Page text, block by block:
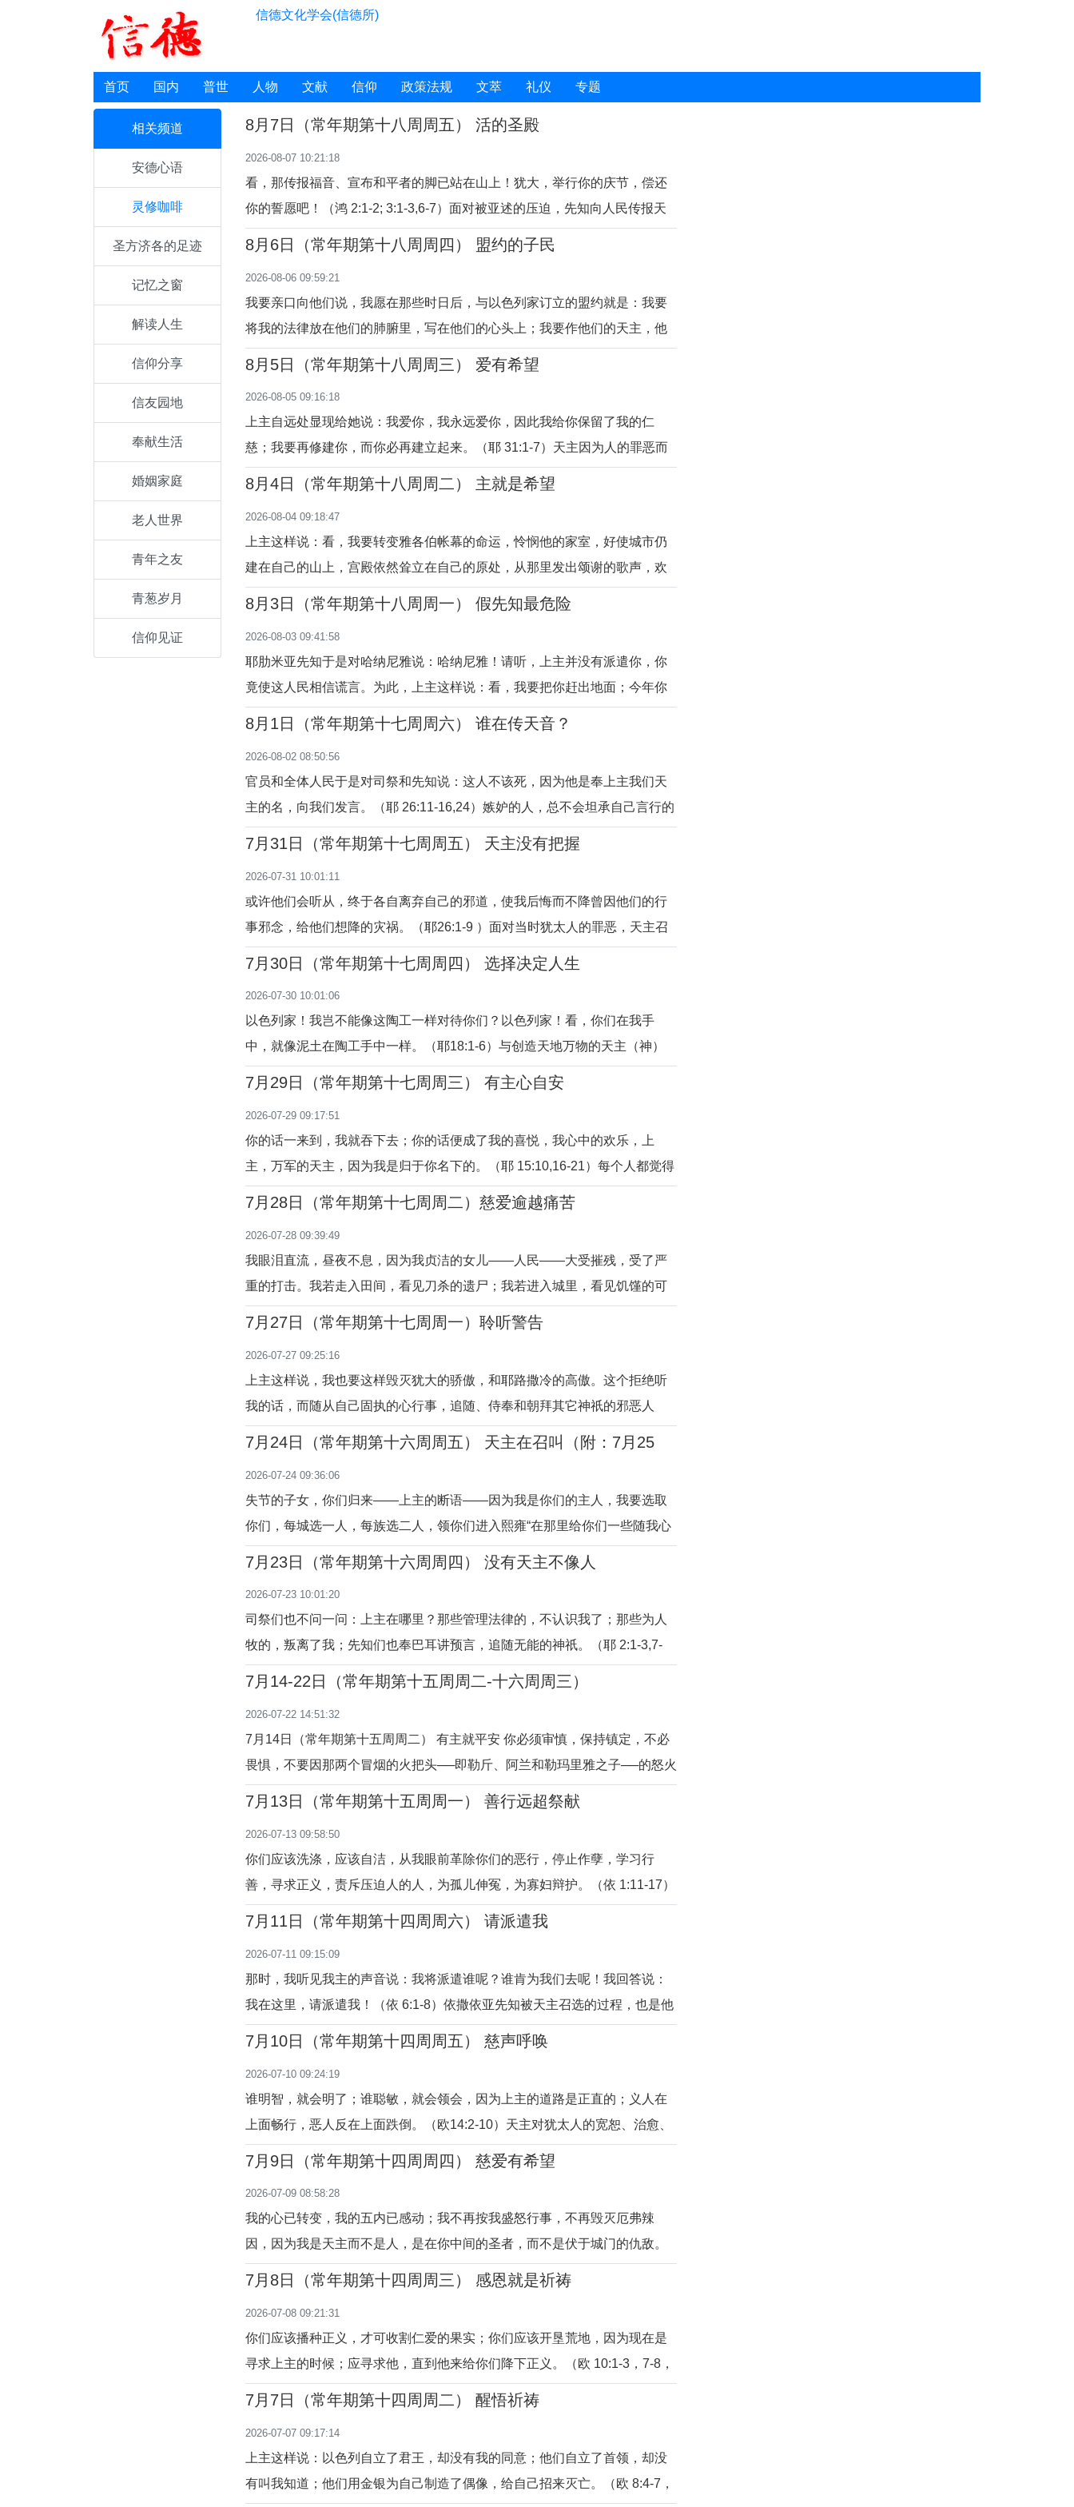
信德文化学会(信德所)
首页 国内 普世 人物 文献 信仰 政策法规 文萃 礼仪 专题
相关频道
安德心语
灵修咖啡
圣方济各的足迹
记忆之窗
解读人生
信仰分享
信友园地
奉献生活
婚姻家庭
老人世界
青年之友
青葱岁月
信仰见证
8月7日（常年期第十八周周五） 活的圣殿
2026-08-07 10:21:18
看，那传报福音、宣布和平者的脚已站在山上！犹大，举行你的庆节，偿还
你的誓愿吧！（鸿 2:1-2; 3:1-3,6-7）面对被亚述的压迫，先知向人民传报天
主的救恩，预言了亚述的灭亡。先知爱天主的信仰使命，自然就爱人民，爱
主内，尽责前行。社会、家庭和周围的
8月6日（常年期第十八周周四） 盟约的子民
2026-08-06 09:59:21
我要亲口向他们说，我愿在那些时日后，与以色列家订立的盟约就是：我要
将我的法律放在他们的肺腑里，写在他们的心头上；我要作他们的天主，他
们要作我的人民。（耶 31:31-34）天主遵守与犹太人订立的“旧约”，要与所
竟与自己的受造物建立盟约，甘愿
8月5日（常年期第十八周周三） 爱有希望
2026-08-05 09:16:18
上主自远处显现给她说：我爱你，我永远爱你，因此我给你保留了我的仁
慈；我要再修建你，而你必再建立起来。（耶 31:1-7）天主因为人的罪恶而
惩罚人，但却永远不会抛弃人。只有做了父母，有了教养孩子的经历，才能
爱。天主在不同的历史时期，通过先知向各
8月4日（常年期第十八周周二） 主就是希望
2026-08-04 09:18:47
上主这样说：看，我要转变雅各伯帐幕的命运，怜悯他的家室，好使城市仍
建在自己的山上，宫殿依然耸立在自己的原处，从那里发出颂谢的歌声，欢
乐的呼声。（耶30:1-2,12-15,18-22）人的罪恶必然会招致惩罚。罪恶是伤人
必以怜悯和宽恕更新并重建人心。犹太
8月3日（常年期第十八周周一） 假先知最危险
2026-08-03 09:41:58
耶肋米亚先知于是对哈纳尼雅说：哈纳尼雅！请听，上主并没有派遣你，你
竟使这人民相信谎言。为此，上主这样说：看，我要把你赶出地面；今年你
必要死，因为你说了背叛上主的话。哈纳尼雅先知就死在那年七月。（耶
的消息”，究竟谁在传报“天主的声
8月1日（常年期第十七周周六） 谁在传天音？
2026-08-02 08:50:56
官员和全体人民于是对司祭和先知说：这人不该死，因为他是奉上主我们天
主的名，向我们发言。（耶 26:11-16,24）嫉妒的人，总不会坦承自己言行的
动机，却常通过冠冕堂皇的理由打击“嫉妒的对象”。一般人的污蔑陷害，尚可
教团体内“职业人员”的邪
7月31日（常年期第十七周周五） 天主没有把握
2026-07-31 10:01:11
或许他们会听从，终于各自离弃自己的邪道，使我后悔而不降曾因他们的行
事邪念，给他们想降的灾祸。（耶26:1-9 ）面对当时犹太人的罪恶，天主召
叫先知去传达祂全部的话，一句也不可减少。天主是全能全知的，然而，面
告。天主对人爱的奇妙，就在于赐给了人“
7月30日（常年期第十七周周四） 选择决定人生
2026-07-30 10:01:06
以色列家！我岂不能像这陶工一样对待你们？以色列家！看，你们在我手
中，就像泥土在陶工手中一样。（耶18:1-6）与创造天地万物的天主（神）
相比，人毫无可夸之处，是天主按照祂的意愿造生了人。面对人的性别、健
什么”，其实很难找到合适的答案。人
7月29日（常年期第十七周周三） 有主心自安
2026-07-29 09:17:51
你的话一来到，我就吞下去；你的话便成了我的喜悦，我心中的欢乐，上
主，万军的天主，因为我是归于你名下的。（耶 15:10,16-21）每个人都觉得
自己的生活中充满了痛苦，然而，最大的痛苦却是离开天主（神）、陷入罪
患。只有返本归源，回到天主前，人的生命
7月28日（常年期第十七周周二）慈爱逾越痛苦
2026-07-28 09:39:49
我眼泪直流，昼夜不息，因为我贞洁的女儿——人民——大受摧残，受了严
重的打击。我若走入田间，看见刀杀的遗尸；我若进入城里，看见饥馑的可
怖惨状；就连先知和司祭们也流亡到他们素不相识的地方。（耶 14:17-22）
他乡。痛苦是爱的缺失；罪恶是生命的病
7月27日（常年期第十七周周一）聆听警告
2026-07-27 09:25:16
上主这样说，我也要这样毁灭犹大的骄傲，和耶路撒冷的高傲。这个拒绝听
我的话，而随从自己固执的心行事，追随、侍奉和朝拜其它神祇的邪恶人
民，必要如这毫无用处的带子一样。（耶13:1-11）天主邀请耶肋米亚先知用
过上腐烂生活的结局。天主与犹太人签订了
7月24日（常年期第十六周周五） 天主在召叫（附：7月25
2026-07-24 09:36:06
失节的子女，你们归来——上主的断语——因为我是你们的主人，我要选取
你们，每城选一人，每族选二人，领你们进入熙雍“在那里给你们一些随我心
意的牧者，以智能和明智牧养你们。”（耶 3:14-17）天主对自己的子民永远
即使他们成了罪人，天主依然用尊重
7月23日（常年期第十六周周四） 没有天主不像人
2026-07-23 10:01:20
司祭们也不问一问：上主在哪里？那些管理法律的，不认识我了；那些为人
牧的，叛离了我；先知们也奉巴耳讲预言，追随无能的神祇。（耶 2:1-3,7-
8,12-13）天主派遣先知，以天主的眼光看待并呼唤个人、团体和民族。在世
入歧途、不务正业！人们总以为困难和
7月14-22日（常年期第十五周周二-十六周周三）
2026-07-22 14:51:32
7月14日（常年期第十五周周二） 有主就平安 你必须审慎，保持镇定，不必
畏惧，不要因那两个冒烟的火把头──即勒斤、阿兰和勒玛里雅之子──的怒火
而胆怯。（依 7:1-9）在两股强敌入侵时，君王和人民都恐惧不安，天主却派
存在，虽小而精强。犹太人也常常
7月13日（常年期第十五周周一） 善行远超祭献
2026-07-13 09:58:50
你们应该洗涤，应该自洁，从我眼前革除你们的恶行，停止作孽，学习行
善，寻求正义，责斥压迫人的人，为孤儿伸冤，为寡妇辩护。（依 1:11-17）
天主在每个时代都派遣不同的先知圣贤引导人远离罪恶、开始行善。心善纯
的人，已经是有福之人，他们生活在跟随
7月11日（常年期第十四周周六） 请派遣我
2026-07-11 09:15:09
那时，我听见我主的声音说：我将派遣谁呢？谁肯为我们去呢！我回答说：
我在这里，请派遣我！（依 6:1-8）依撒依亚先知被天主召选的过程，也是他
先知使命的开始，是人生的新旅程。天主对人的爱，正体现在即使是神圣的
的选择。天主在净化了依撒依亚之后，
7月10日（常年期第十四周周五） 慈声呼唤
2026-07-10 09:24:19
谁明智，就会明了；谁聪敏，就会领会，因为上主的道路是正直的；义人在
上面畅行，恶人反在上面跌倒。（欧14:2-10）天主对犹太人的宽恕、治愈、
疼爱和降福，是对所有人的示范，也是每个人的缩影。对于他们的不忠、反
爱的盟约。通过历代的先知和圣贤们呼唤
7月9日（常年期第十四周周四） 慈爱有希望
2026-07-09 08:58:28
我的心已转变，我的五内已感动；我不再按我盛怒行事，不再毁灭厄弗辣
因，因为我是天主而不是人，是在你中间的圣者，而不是伏于城门的仇敌。
（欧 11:1,3-4,8-9）天主好像痛苦的慈亲，为孩子倾注了全部的爱，细心入微
们却破坏爱的盟约，四处朝拜虚假的偶像
7月8日（常年期第十四周周三） 感恩就是祈祷
2026-07-08 09:21:31
你们应该播种正义，才可收割仁爱的果实；你们应该开垦荒地，因为现在是
寻求上主的时候；应寻求他，直到他来给你们降下正义。（欧 10:1-3，7-8，
12）犹太人将天主的降福当做自己的能力，将主的保佑当做自己的强大……
的愚昧选择。我们在困难时祈求天主，
7月7日（常年期第十四周周二） 醒悟祈祷
2026-07-07 09:17:14
上主这样说：以色列自立了君王，却没有我的同意；他们自立了首领，却没
有叫我知道；他们用金银为自己制造了偶像，给自己招来灭亡。（欧 8:4-7，